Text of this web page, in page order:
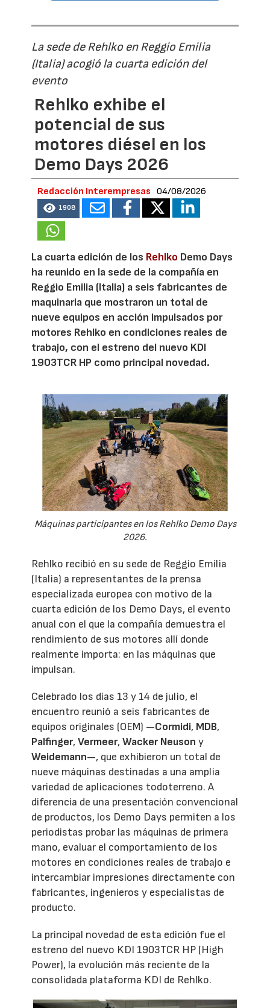
La sede de Rehlko en Reggio Emilia
(Italia) acogió la cuarta edición del
evento
Rehlko exhibe el
potencial de sus
motores diésel en los
Demo Days 2026
Redacción Interempresas 04/08/2026
1908
La cuarta edición de los Rehlko Demo Days
ha reunido en la sede de la compañía en
Reggio Emilia (Italia) a seis fabricantes de
maquinaria que mostraron un total de
nueve equipos en acción impulsados por
motores Rehlko en condiciones reales de
trabajo, con el estreno del nuevo KDI
1903TCR HP como principal novedad.
Máquinas participantes en los Rehlko Demo Days
2026.
Rehlko recibió en su sede de Reggio Emilia
(Italia) a representantes de la prensa
especializada europea con motivo de la
cuarta edición de los Demo Days, el evento
anual con el que la compañía demuestra el
rendimiento de sus motores allí donde
realmente importa: en las máquinas que
impulsan.
Celebrado los días 13 y 14 de julio, el
encuentro reunió a seis fabricantes de
equipos originales (OEM) —Cormidi, MDB,
Palfinger,Vermeer,Wacker Neuson y
Weidemann—, que exhibieron un total de
nueve máquinas destinadas a una amplia
variedad de aplicaciones todoterreno. A
diferencia de una presentación convencional
de productos, los Demo Days permiten a los
periodistas probar las máquinas de primera
mano, evaluar el comportamiento de los
motores en condiciones reales de trabajo e
intercambiar impresiones directamente con
fabricantes, ingenieros y especialistas de
producto.
La principal novedad de esta edición fue el
estreno del nuevo KDI 1903TCR HP (High
Power), la evolución más reciente de la
consolidada plataforma KDI de Rehlko.